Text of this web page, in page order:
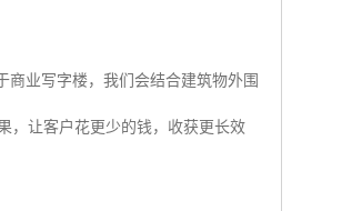
商业写字楼，我们会结合建筑物外围
，让客户花更少的钱，收获更长效